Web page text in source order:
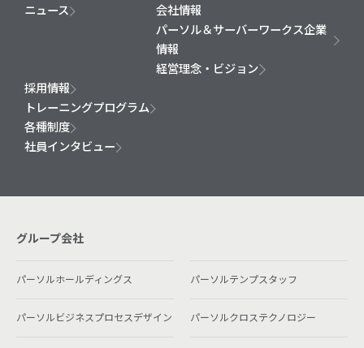
ニュース
会社情報
パーソル＆サーバーワークス企業
情報
経営理念・ビジョン
採用情報
トレーニングプログラム
各種制度
社員インタビュー
グループ会社
パーソルホールディングス パーソルテンプスタッフ
パーソルビジネスプロセスデザイン パーソルクロステクノロジー